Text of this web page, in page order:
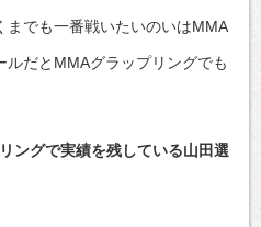
までも一番戦いたいのいはMMA
だとMMAグラップリングでも
グで実績を残している山田選